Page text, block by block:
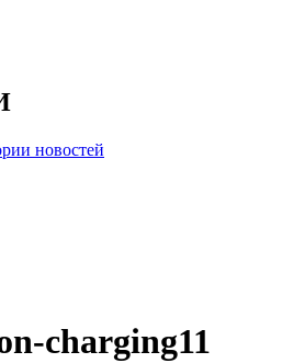
новостей
charging11